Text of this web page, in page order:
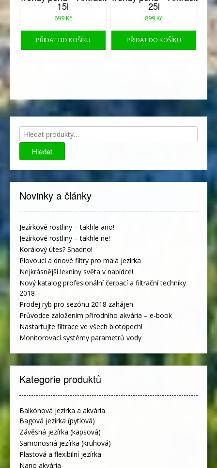
15l
699 Kč
PŘIDAT DO KOŠÍKU
25l
899 Kč
PŘIDAT DO KOŠÍKU
Hledat:
Hledat
Novinky a články
Jezírkové rostliny – takhle ano!
Jezírkové rostliny – takhle ne!
Korálový útes? Snadno!
Plovoucí a dnové filtry pro malá jezírka
Nejkrásnější lekníny světa v nabídce!
Nový katalog profesionální čerpací a filtrační techniky
2018
Prodej ryb pro sezónu 2018 zahájen
Průvodce založením přírodního akvária – e-book
Nastartujte filtrace ve všech biotopech!
Monitorovací systémy parametrů vody
Kategorie produktů
Balkónová jezírka a akvária
Bagová jezírka (pytlová)
Závěsná jezírka (kapsová)
Samonosná jezírka (kruhová)
Plastová a flexibilní jezírka
Nano akvária